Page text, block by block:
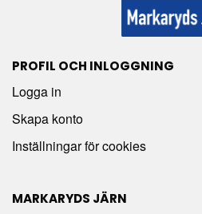
PROFIL OCH INLOGGNING
Logga in
Skapa konto
Inställningar för cookies
MARKARYDS JÄRN